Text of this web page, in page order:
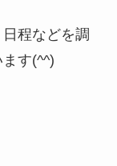
程などを調
す(^^)